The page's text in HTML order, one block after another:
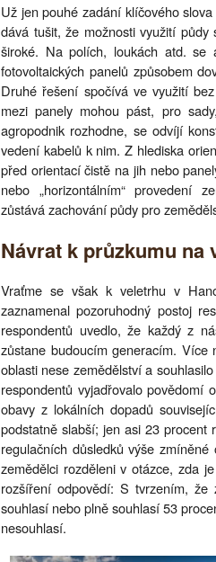
Už jen pouhé zadání klíčového
dává tušit, že možnosti využití
široké. Na polích, loukách atd. se
fotovoltaických panelů způsobem
Druhé řešení spočívá ve využití
mezi panely mohou pást, pro
agropodnik rozhodne, se odvíjí
vedení kabelů k nim. Z hlediska
před orientací čistě na jih nebo
nebo „horizontálním“ provedení
zůstává zachování půdy pro
Návrat k průzkumu na
Vraťme se však k veletrhu v
zaznamenal pozoruhodný postoj
respondentů uvedlo, že každý z
zůstane budoucím generacím.
oblasti nese zemědělství a
respondentů vyjadřovalo povědomí
obavy z lokálních dopadů
podstatně slabší; jen asi 23 procent
regulačních důsledků výše
zemědělci rozděleni v otázce, zda
rozšíření odpovědí: S tvrzením, že
souhlasí nebo plně souhlasí 53
nesouhlasí.